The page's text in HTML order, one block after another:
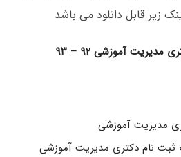
زیر قابل دانلود می باشد
مدیریت آموزشی ۹۲ – ۹۳
مدیریت آموزشی
ثبت نام دکتری مدیریت آموزشی